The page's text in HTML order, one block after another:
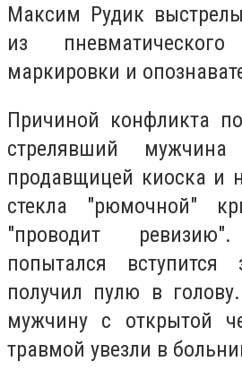
Максим Рудик
из
маркировки и
Причиной конфликта
стрелявший
продавщицей киоска и
стекла "рюмочной"
"проводит
попытался
получил пулю в
мужчину с открытой
травмой увезли в